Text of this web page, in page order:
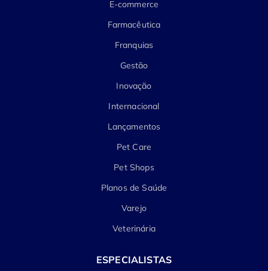
E-commerce
Farmacêutica
Franquias
Gestão
Inovação
Internacional
Lançamentos
Pet Care
Pet Shops
Planos de Saúde
Varejo
Veterinária
ESPECIALISTAS